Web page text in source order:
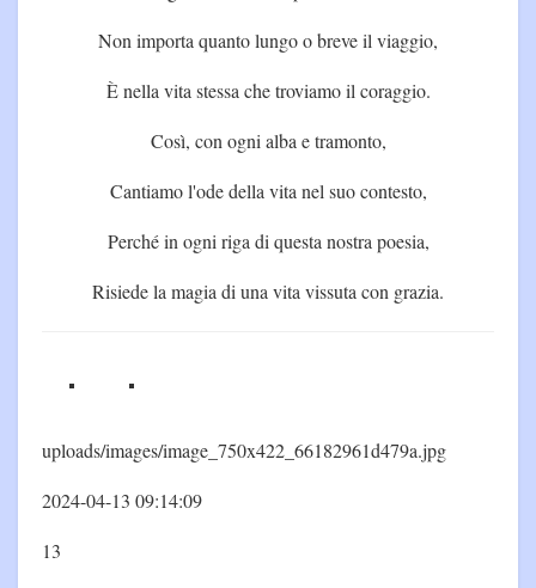
Non importa quanto lungo o breve il viaggio,
È nella vita stessa che troviamo il coraggio.
Così, con ogni alba e tramonto,
Cantiamo l'ode della vita nel suo contesto,
Perché in ogni riga di questa nostra poesia,
Risiede la magia di una vita vissuta con grazia.
uploads/images/image_750x422_66182961d479a.jpg
2024-04-13 09:14:09
13